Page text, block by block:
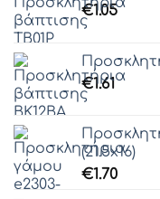
€1.05
€1.61
(21.5x16)
€1.70